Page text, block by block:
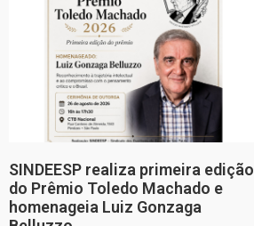
SINDEESP realiza primeira edição
do Prêmio Toledo Machado e
homenageia Luiz Gonzaga